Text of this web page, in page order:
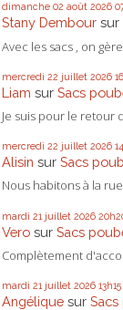
dimanche 02 août 2026
Stany Dembour sur
Avec les sacs , on
mercredi 22 juillet 2026
Liam sur Sacs
Je suis pour le retour
mercredi 22 juillet 2026
Alisin sur Sacs
Nous habitons à la
mardi 21 juillet 2026
Vero sur Sacs
Complètement
mardi 21 juillet 2026 13h15
Angélique sur Sacs